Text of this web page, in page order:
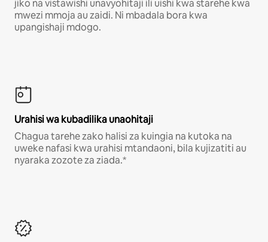
jiko na vistawishi unavyohitaji ili uishi kwa starehe kwa
mwezi mmoja au zaidi. Ni mbadala bora kwa
upangishaji mdogo.
Urahisi wa kubadilika unaohitaji
Chagua tarehe zako halisi za kuingia na kutoka na
uweke nafasi kwa urahisi mtandaoni, bila kujizatiti au
nyaraka zozote za ziada.*